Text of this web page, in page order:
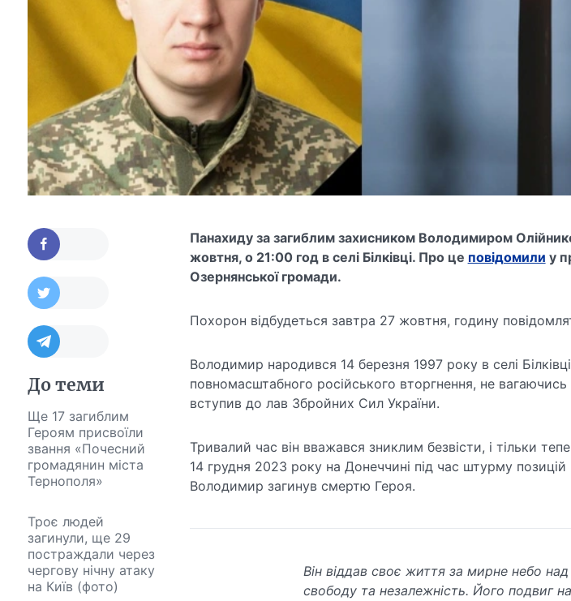
До теми
Ще 17 загиблим
Героям присвоїли
звання «Почесний
громадянин міста
Тернополя»
Троє людей
загинули, ще 29
постраждали через
чергову нічну атаку
на Київ (фото)
Панахиду за загиблим захисником Володимиром
жовтня, о 21:00 год в селі Білківці. Про це повідомили у
Озернянської громади.
Похорон відбудеться завтра 27 жовтня, годину
Володимир народився 14 березня 1997 року в селі
повномасштабного російського вторгнення, не вагаючись
вступив до лав Збройних Сил України.
Тривалий час він вважався зниклим безвісти, і тільки
14 грудня 2023 року на Донеччині під час штурму позицій
Володимир загинув смертю Героя.
Він віддав своє життя за мирне небо над
свободу та незалежність. Його подвиг